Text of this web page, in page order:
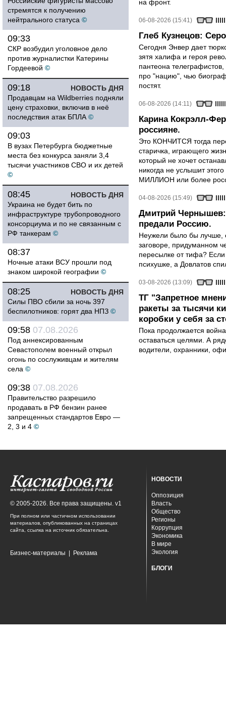
стремятся к получению
нейтрального статуса ©
09:33
СКР возбудил уголовное дело
против журналистки Катерины
Гордеевой ©
НОВОСТЬ ДНЯ
09:18
Продавцам на Wildberries подняли
цену страховки, включив в неё
последствия атак БПЛА ©
09:03
В вузах Петербурга бюджетные
места без конкурса заняли 3,4
тысячи участников СВО и их детей
©
НОВОСТЬ ДНЯ
08:45
Украина не будет бить по
инфраструктуре трубопроводного
консорциума и по не связанным с
РФ танкерам ©
08:37
Ночные атаки ВСУ прошли под
знаком широкой географии ©
НОВОСТЬ ДНЯ
08:25
Силы ПВО сбили за ночь 397
беспилотников: горят два НПЗ ©
09:58 07.08.2026
Под аннексированным
Севастополем военный открыл
огонь по сослуживцам и жителям
села ©
09:38 07.08.2026
Правительство разрешило
продавать в РФ бензин ранее
запрещенных стандартов Евро —
2, 3 и 4 ©
на фронт.
06-08-2026 (15:41)
Глеб Кузнецов:
Сегодня Энвер дает
зятя халифа и героя
пантеона
про "нацию", чью
постят.
06-08-2026 (14:11)
Карина Кокрэлл-
россияне.
Это КОНЧИТСЯ тогда
старичка, играющего
который не хочет
никогда не услышит
МИЛЛИОН или более
04-08-2026 (15:49)
Дмитрий Чернышев:
предали Россию.
Неужели было бы лучше,
заговоре, придуманном
пересылке от тифа?
психушке, а Довлатов
03-08-2026 (13:09)
ТГ "Запретное
ракеты за тысячи
коробки у себя за
Пока продолжается
оставаться целями. А
водители, охранники,
© 2005-2026. Все права защищены. v1
При полном или частичном использовании
материалов, опубликованных на страницах
сайта, ссылка на источник обязательна.
Бизнес-материалы Реклама
НОВОСТИ
Оппозиция
Власть
Общество
Регионы
Коррупция
Экономика
В мире
Экология
БЛОГИ